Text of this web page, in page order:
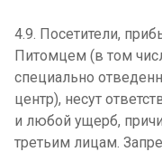
4.9. Посетители,
Питомцем (в том
специально
центр), несут
и любой ущерб,
третьим лицам.